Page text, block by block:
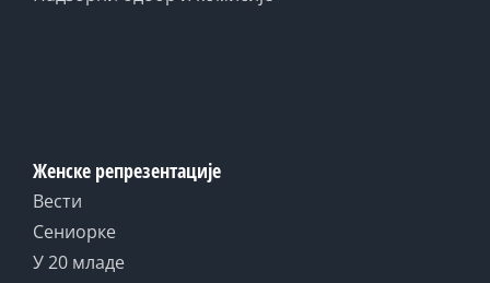
Женске репрезентације
Вести
Сениорке
У 20 младе